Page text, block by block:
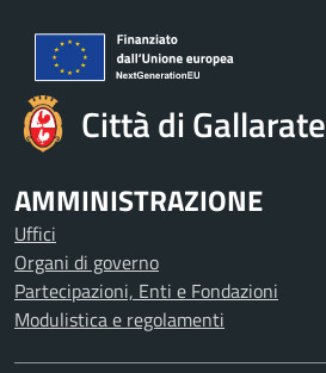
Città di Gallarate
AMMINISTRAZIONE
Uffici
Organi di governo
Partecipazioni, Enti e Fondazioni
Modulistica e regolamenti